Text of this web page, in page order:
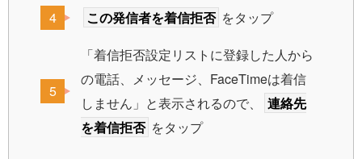
この発信者を着信拒否 をタップ
「着信拒否設定リストに登録した人から
の電話、メッセージ、FaceTimeは着信
しません」と表示されるので、
連絡先
を着信拒否 をタップ